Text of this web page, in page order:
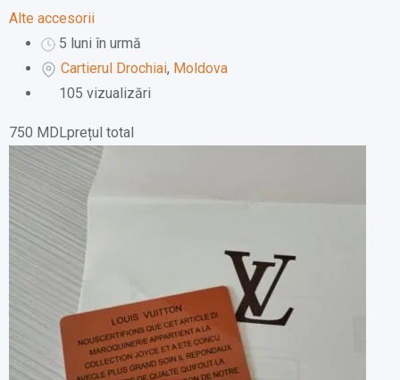
Alte accesorii
5 luni în urmă
Cartierul Drochiai, Moldova
105 vizualizări
750 MDLprețul total